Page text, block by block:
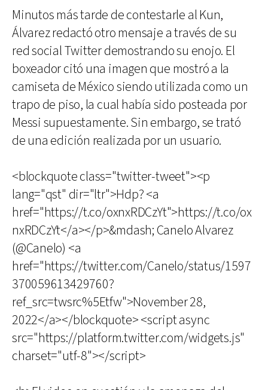
Minutos más tarde de contestarle al Kun,
Álvarez redactó otro mensaje a través de su
red social Twitter demostrando su enojo. El
boxeador citó una imagen que mostró a la
camiseta de México siendo utilizada como un
trapo de piso, la cual había sido posteada por
Messi supuestamente. Sin embargo, se trató
de una edición realizada por un usuario.
<blockquote class="twitter-tweet"><p
lang="qst" dir="ltr">Hdp? <a
href="https://t.co/oxnxRDCzYt">https://t.co/ox
nxRDCzYt</a></p>&mdash; Canelo Alvarez
(@Canelo) <a
href="https://twitter.com/Canelo/status/1597
370059613429760?
ref_src=twsrc%5Etfw">November 28,
2022</a></blockquote> <script async
src="https://platform.twitter.com/widgets.js"
charset="utf-8"></script>